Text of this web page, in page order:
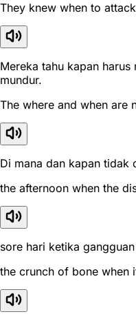
They knew when to
Mereka tahu kapan
mundur.
The where and when are
Di mana dan kapan tidak
the afternoon when the
sore hari ketika
the crunch of bone when